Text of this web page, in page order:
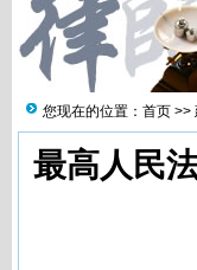
您现在的位置： 首页 >>
最高人民